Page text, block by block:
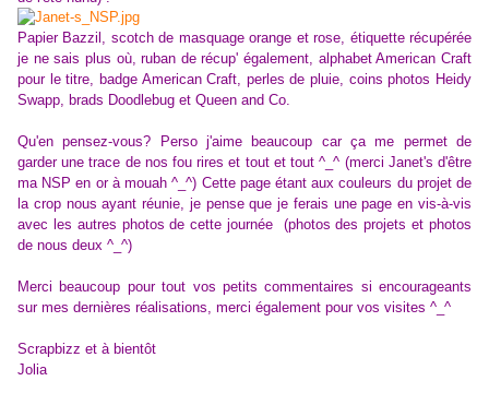
Papier Bazzil, scotch de masquage orange et rose, étiquette récupérée
je ne sais plus où, ruban de récup' également, alphabet American Craft
pour le titre, badge American Craft, perles de pluie, coins photos Heidy
Swapp, brads Doodlebug et Queen and Co.
Qu'en pensez-vous? Perso j'aime beaucoup car ça me permet de
garder une trace de nos fou rires et tout et tout ^_^ (merci Janet's d'être
ma NSP en or à mouah ^_^) Cette page étant aux couleurs du projet de
la crop nous ayant réunie, je pense que je ferais une page en vis-à-vis
avec les autres photos de cette journée (photos des projets et photos
de nous deux ^_^)
Merci beaucoup pour tout vos petits commentaires si encourageants
sur mes dernières réalisations, merci également pour vos visites ^_^
Scrapbizz et à bientôt
Jolia